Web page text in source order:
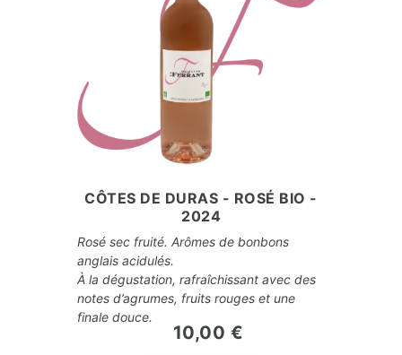
CÔTES DE DURAS - ROSÉ BIO -
2024
Rosé sec fruité. Arômes de bonbons
anglais acidulés.
À la dégustation, rafraîchissant avec des
notes d’agrumes, fruits rouges et une
finale douce.
Prix
10,00 €